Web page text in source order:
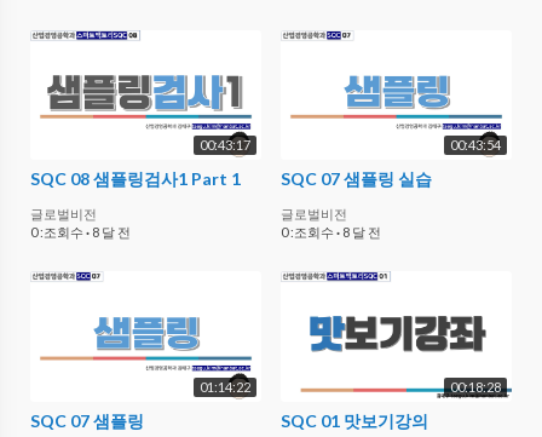
00:43:17
SQC 08 샘플링검사1 Part 1
글로벌비전
0 :조회수 · 8 달 전
00:43:54
SQC 07 샘플링 실습
글로벌비전
0 :조회수 · 8 달 전
01:14:22
SQC 07 샘플링
00:18:28
SQC 01 맛보기강의